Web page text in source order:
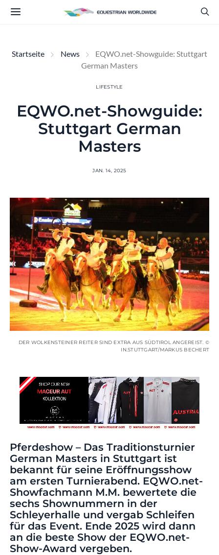
Startseite News
EQWO.net-Showguide: Stuttgart
German Masters
LIFESTYLE
EQWO.net-Showguide:
Stuttgart German
Masters
JAN. 14, 2025
DER WOLKENSTEINER REITER SIND EXTRA AUS SÜDTIROL ANGEREIST. ©
IN.STUTTGART/MARKUS BECHERT
Pferdeshow – Das Traditionsturnier
German Masters in Stuttgart ist
bekannt für seine Eröffnungsshow
am ersten Turnierabend. EQWO.net-
Showfachmann M.M. bewertete die
sechs Shownummern in der
Schleyerhalle und vergab Schleifen
für das Event. Ende 2025 wird dann
an die beste Show der EQWO.net-
Show-Award vergeben.